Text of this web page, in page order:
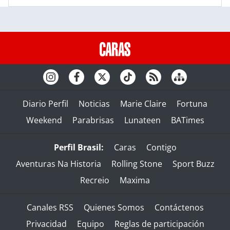
Diario Perfil Noticias Marie Claire
Fortuna
Weekend
Parabrisas Lunateen BATimes
Perfil Brasil: Caras
Contigo
Aventuras Na Historia
Rolling Stone
Sport Buzz
Recreio
Maxima
Canales RSS Quienes Somos
Contáctenos
Privacidad
Equipo Reglas de participación